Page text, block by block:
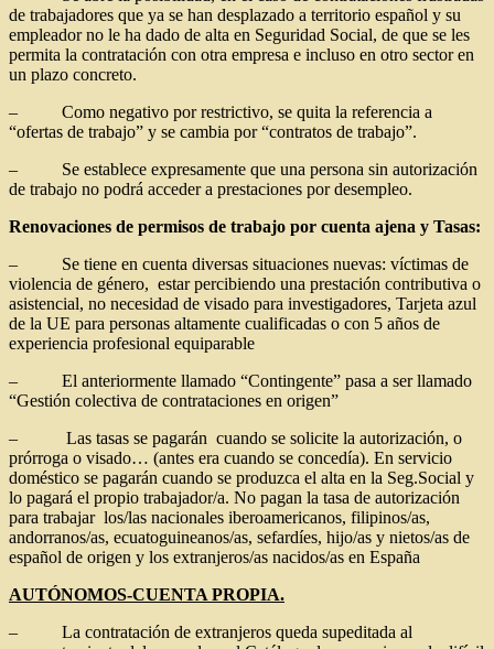
de trabajadores que ya se han desplazado a territorio español y su
empleador no le ha dado de alta en Seguridad Social, de que se les
permita la contratación con otra empresa e incluso en otro sector en
un plazo concreto.
– Como negativo por restrictivo, se quita la referencia a
“ofertas de trabajo” y se cambia por “contratos de trabajo”.
– Se establece expresamente que una persona sin autorización
de trabajo no podrá acceder a prestaciones por desempleo.
Renovaciones de permisos de trabajo por cuenta ajena y Tasas:
– Se tiene en cuenta diversas situaciones nuevas: víctimas de
violencia de género, estar percibiendo una prestación contributiva o
asistencial, no necesidad de visado para investigadores, Tarjeta azul
de la UE para personas altamente cualificadas o con 5 años de
experiencia profesional equiparable
– El anteriormente llamado “Contingente” pasa a ser llamado
“Gestión colectiva de contrataciones en origen”
– Las tasas se pagarán cuando se solicite la autorización, o
prórroga o visado… (antes era cuando se concedía). En servicio
doméstico se pagarán cuando se produzca el alta en la Seg.Social y
lo pagará el propio trabajador/a. No pagan la tasa de autorización
para trabajar los/las nacionales iberoamericanos, filipinos/as,
andorranos/as, ecuatoguineanos/as, sefardíes, hijo/as y nietos/as de
español de origen y los extranjeros/as nacidos/as en España
AUTÓNOMOS-CUENTA PROPIA.
– La contratación de extranjeros queda supeditada al